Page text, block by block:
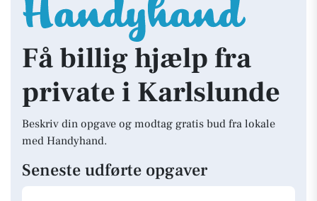
Få billig hjælp fra
private i Karlslunde
Beskriv din opgave og modtag gratis bud fra lokale
med Handyhand.
Seneste udførte opgaver